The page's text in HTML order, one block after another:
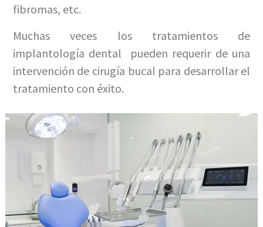
fibromas, etc.
Muchas veces los tratamientos de
implantología dental pueden requerir de una
intervención de cirugía bucal para desarrollar el
tratamiento con éxito.